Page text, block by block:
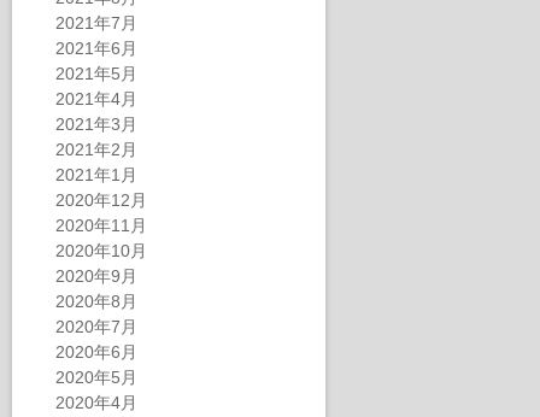
2021年7月
2021年6月
2021年5月
2021年4月
2021年3月
2021年2月
2021年1月
2020年12月
2020年11月
2020年10月
2020年9月
2020年8月
2020年7月
2020年6月
2020年5月
2020年4月